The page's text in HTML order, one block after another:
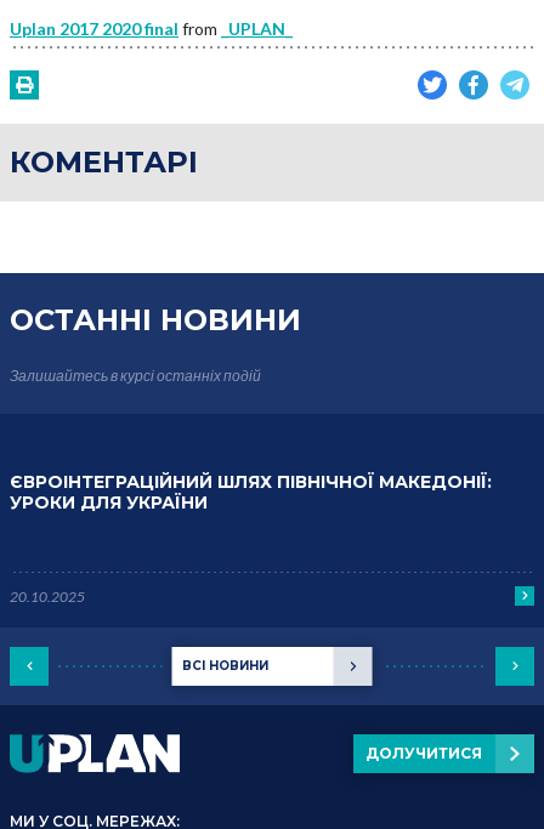
Uplan 2017 2020 final from _UPLAN_
КОМЕНТАРІ
ОСТАННІ НОВИНИ
Залишайтесь в курсіостанніх подій
ВСІ НОВИНИ
ЄВРОІНТЕГРАЦІЙНИЙ ШЛЯХ ПІВНІЧНОЇ МАКЕДОНІЇ:
УРОКИ ДЛЯ УКРАЇНИ
20.10.2025
МИ У СОЦ. МЕРЕЖАХ:
ДОЛУЧИТИСЯ